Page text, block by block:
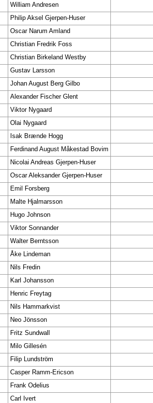
William Andresen
Philip Aksel Gjerpen-Huser
Oscar Narum Amland
Christian Fredrik Foss
Christian Birkeland Westby
Gustav Larsson
Johan August Berg Gilbo
Alexander Fischer Glent
Viktor Nygaard
Olai Nygaard
Isak Brænde Hogg
Ferdinand August Måkestad Bovim
Nicolai Andreas Gjerpen-Huser
Oscar Aleksander Gjerpen-Huser
Emil Forsberg
Malte Hjalmarsson
Hugo Johnson
Viktor Sonnander
Walter Berntsson
Åke Lindeman
Nils Fredin
Karl Johansson
Henric Freytag
Nils Hammarkvist
Neo Jönsson
Fritz Sundwall
Milo Gillesén
Filip Lundström
Casper Ramm-Ericson
Frank Odelius
Carl Ivert